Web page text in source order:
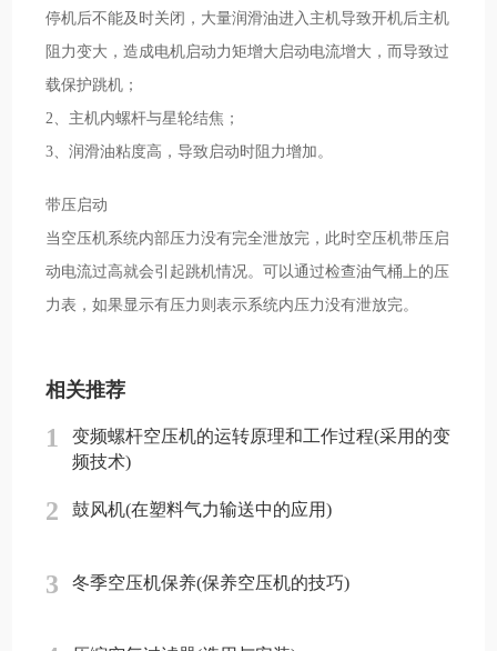
停机后不能及时关闭，大量润滑油进入主机导致开机后主机
阻力变大，造成电机启动力矩增大启动电流增大，而导致过
载保护跳机；
2、主机内螺杆与星轮结焦；
3、润滑油粘度高，导致启动时阻力增加。
带压启动
当空压机系统内部压力没有完全泄放完，此时空压机带压启
动电流过高就会引起跳机情况。可以通过检查油气桶上的压
力表，如果显示有压力则表示系统内压力没有泄放完。
相关推荐
1
变频螺杆空压机的运转原理和工作过程(采用的变
频技术)
2 鼓风机(在塑料气力输送中的应用)
3 冬季空压机保养(保养空压机的技巧)